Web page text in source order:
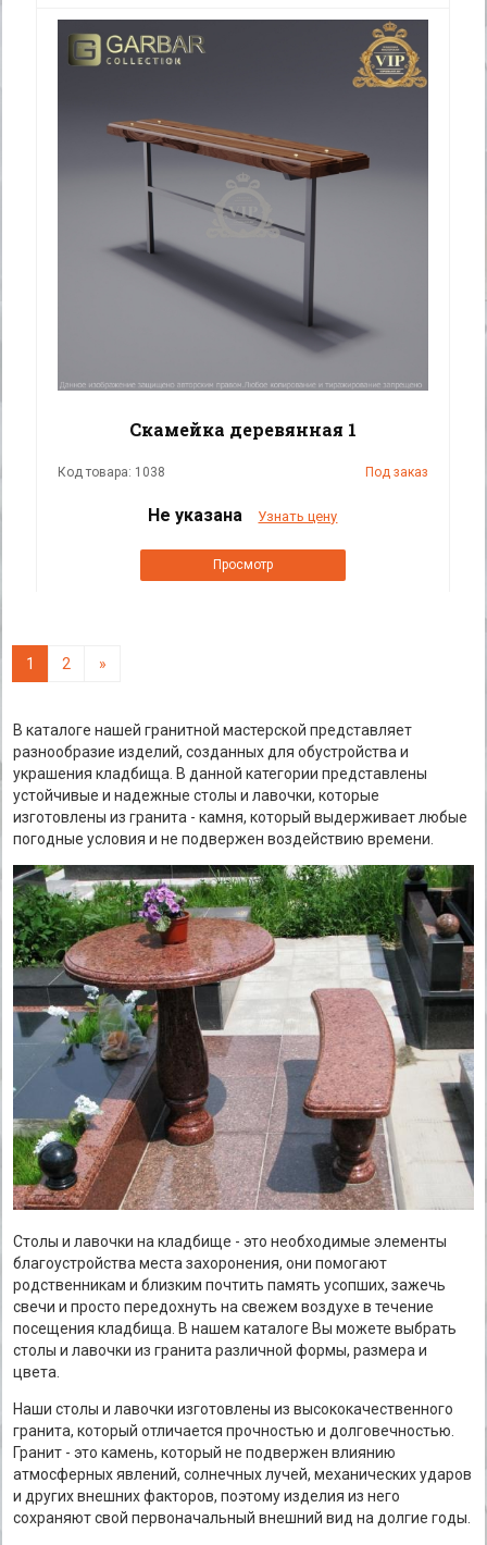
Скамейка деревянная 1
Код товара: 1038 Под заказ
Не указана Узнать цену
Просмотр
1 2 »
В каталоге нашей гранитной мастерской представляет
разнообразие изделий, созданных для обустройства и
украшения кладбища. В данной категории представлены
устойчивые и надежные столы и лавочки, которые
изготовлены из гранита - камня, который выдерживает любые
погодные условия и не подвержен воздействию времени.
Столы и лавочки на кладбище - это необходимые элементы
благоустройства места захоронения, они помогают
родственникам и близким почтить память усопших, зажечь
свечи и просто передохнуть на свежем воздухе в течение
посещения кладбища. В нашем каталоге Вы можете выбрать
столы и лавочки из гранита различной формы, размера и
цвета.
Наши столы и лавочки изготовлены из высококачественного
гранита, который отличается прочностью и долговечностью.
Гранит - это камень, который не подвержен влиянию
атмосферных явлений, солнечных лучей, механических ударов
и других внешних факторов, поэтому изделия из него
сохраняют свой первоначальный внешний вид на долгие годы.